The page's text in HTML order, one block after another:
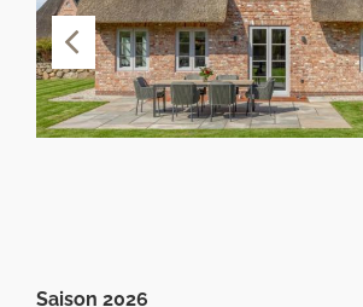
Saison 2026